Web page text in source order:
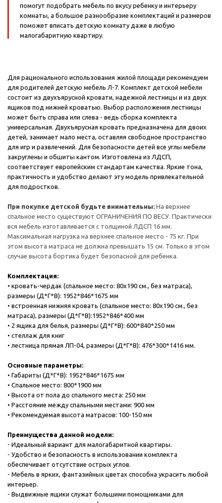
помогут подобрать мебель по вкусу ребенку и интерьеру
комнаты, а большое разнообразие комплектаций и размеров
поможет вписать детскую комнату даже в любую
малогабаритную квартиру.
Для рационального использования жилой площади рекомендуем
для родителей детскую мебель Л-7. Комплект детской мебели
состоит из двухъярусной кровати, надежной лестницы и из двух
ящиков под нижней кроватью. Выбор расположения лестницы
может быть справа или слева - ведь сборка комплекта
универсальная. Двухъярусная кровать предназначена для двоих
детей, занимает мало места, оставляя свободное пространство
для игр и развлечений. Для безопасности детей все углы мебели
закруглены и обшиты кантом. Изготовлена из ЛДСП,
соответствует европейским стандартам качества. Яркие тона,
практичность и удобство делают эту модель привлекательной
для подростков.
При покупке детской будьте внимательны: На верхнее
спальное место существуют ОГРАНИЧЕНИЯ ПО ВЕСУ. Практически
вся мебель изготавливается с толщиной ЛДСП 16 мм.
Максимальная нагрузка на верхнее спальное место - 75 кг. При
этом высота матраса не должна превышать 15 см. Только в этом
случае высота бортика будет безопасной для ребенка.
Комплектация:
• кровать-чердак (спальное место: 80х190 см., без матраса),
размеры (Д*Г*В): 1952*846*1675 мм
• встроенная нижняя кровать (спальное место: 80х190 см., без
матраса), размеры (Д*Г*В):1952*846*400 мм
• 2 ящика для белья, размеры (Д*Г*В): 600*840*250 мм
• стеллаж для книг
• лестница прямая ЛП-04, размеры (Д*Г*В): 476*300*1416 мм.
Основные параметры:
• Габариты (Д*Г*В): 1952*846*1675 мм
• Спальное место: 800*1900 мм
• Высота от пола до спального места: 250 мм
• Расстояние между спальными местами: 900 мм
• Рекомендуемая высота матрасов: 100-150 мм
Преимущества данной модели:
- Идеальный вариант для малогабаритной квартиры.
- Удобство и безопасность в использовании комплекта
обеспечивает отсутствие острых углов.
- Мебель в ярких, фантазийных цветах способна украсить любой
интерьер.
- Выдвижные ящики служат большими помощниками для